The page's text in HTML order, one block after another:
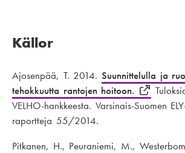
Källor
Ajosenpää, T. 2014.Suunnittelulla ja
tehokkuutta rantojen hoitoon.
VELHO-hankkeesta. Varsinais-Suomen
raportteja 55/2014.
Pitkanen, H., Peuraniemi, M.,